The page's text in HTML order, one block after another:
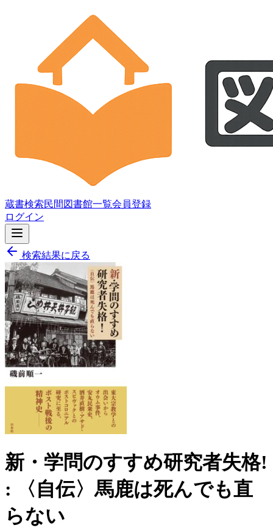
蔵書検索民間図書館一覧会員登録
ログイン
検索結果に戻る
新・学問のすすめ研究者失格!
: 〈自伝〉馬鹿は死んでも直
らない